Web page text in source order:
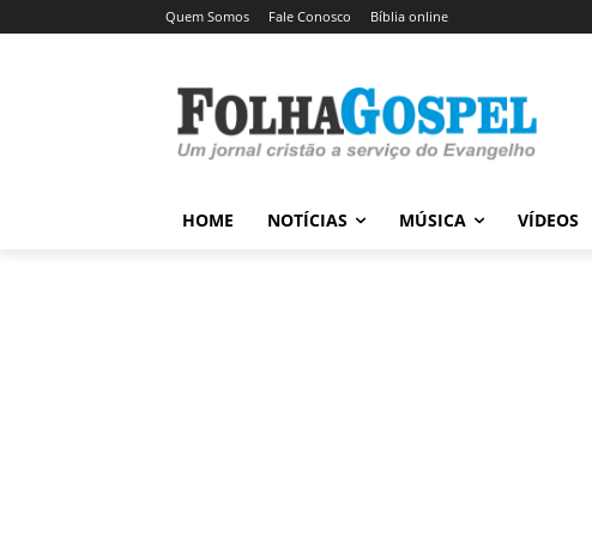
Quem Somos Fale Conosco Bíblia online
HOME NOTÍCIAS MÚSICA VÍDEOS